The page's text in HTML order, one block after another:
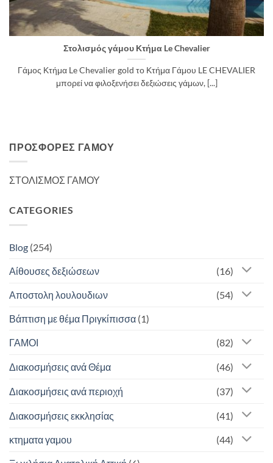
Στολισμός γάμου Κτήμα Le Chevalier
Γάμος Κτήμα Le Chevalier gold το Κτήμα Γάμου LE CHEVALIER
μπορεί να φιλοξενήσει δεξιώσεις γάμων, [...]
ΠΡΟΣΦΟΡΈΣ ΓΆΜΟΥ
ΣΤΟΛΙΣΜΟΣ ΓΑΜΟΥ
CATEGORIES
Blog (254)
Αίθουσες δεξιώσεων (16)
Αποστολη λουλουδιων (54)
Βάπτιση με θέμα Πριγκίπισσα (1)
ΓΑΜΟΙ (82)
Διακοσμήσεις ανά Θέμα (46)
Διακοσμήσεις ανά περιοχή (37)
Διακοσμήσεις εκκλησίας (41)
κτηματα γαμου (44)